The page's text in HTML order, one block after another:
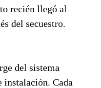
recién llegó al
del secuestro.
del sistema
instalación. Cada